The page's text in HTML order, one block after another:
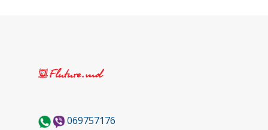
069757176